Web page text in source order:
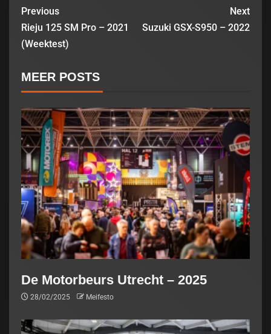
Previous
Rieju 125 SM Pro – 2021
(Weektest)
Next
Suzuki GSX-S950 – 2022
MEER POSTS
De Motorbeurs Utrecht – 2025
28/02/2025 Meifesto